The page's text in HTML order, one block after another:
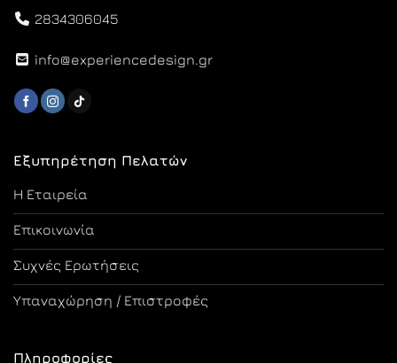
Εξυπηρέτηση Πελατών
Η Εταιρεία
Επικοινωνία
Συχνές Ερωτήσεις
Υπαναχώρηση / Επιστροφές
Πληροφορίες
2834306045
info@experiencedesign.gr